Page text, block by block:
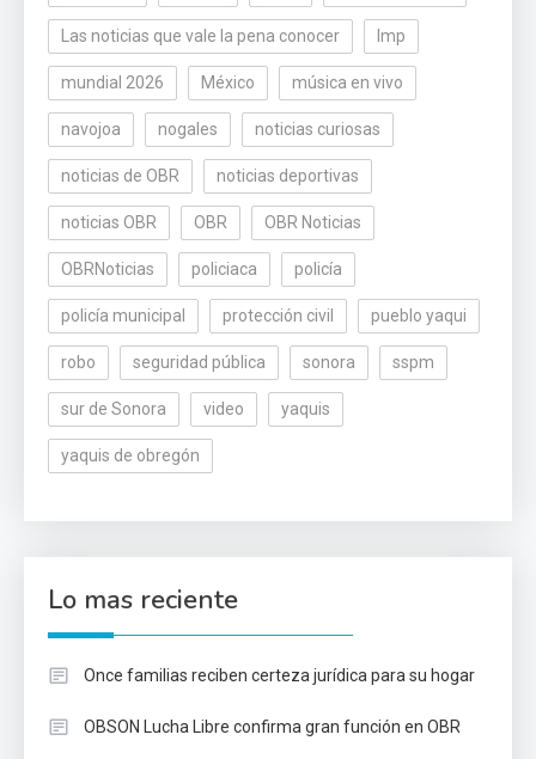
Las noticias que vale la pena conocer lmp
mundial 2026 México música en vivo
navojoa nogales noticias curiosas
noticias de OBR noticias deportivas
noticias OBR OBR OBR Noticias
OBRNoticias policiaca policía
policía municipal protección civil pueblo yaqui
robo seguridad pública sonora sspm
sur de Sonora video yaquis
yaquis de obregón
Lo mas reciente
Once familias reciben certeza jurídica para su hogar
OBSON Lucha Libre confirma gran función en OBR